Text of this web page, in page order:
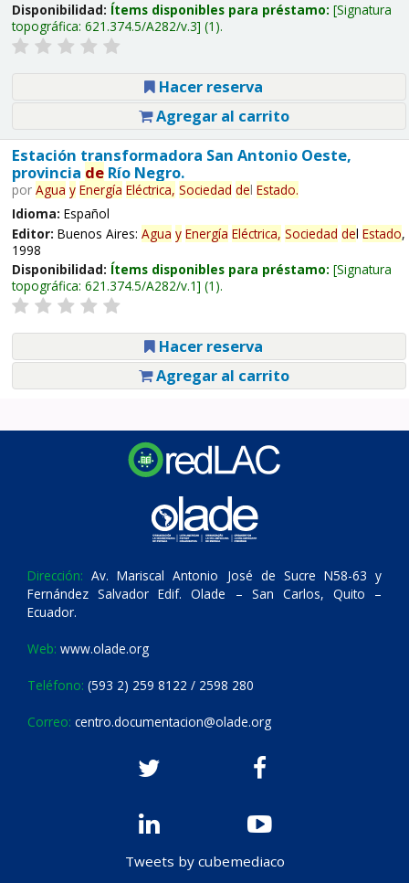
Disponibilidad: Ítems disponibles para préstamo: Signatura
topográfica: 621.374.5/A282/v.3 (1).
Hacer reserva
Agregar al carrito
Estación transformadora San Antonio Oeste,
provincia deRío Negro.
por Agua y Energía Eléctrica, Sociedad del Estado.
Idioma: Español
Editor: Buenos Aires: Agua y Energía Eléctrica, Sociedad del Estado,
1998
Disponibilidad: Ítems disponibles para préstamo: Signatura
topográfica: 621.374.5/A282/v.1 (1).
Hacer reserva
Agregar al carrito
Dirección: Av. Mariscal Antonio José de Sucre N58-63 y
Fernández Salvador Edif. Olade – San Carlos, Quito –
Ecuador.
Web: www.olade.org
Teléfono: (593 2) 259 8122 / 2598 280
Correo: centro.documentacion@olade.org
Tweets by cubemediaco